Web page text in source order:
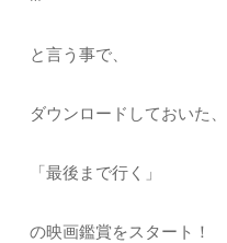
と言う事で、
ダウンロードしておいた、
「最後まで行く」
の映画鑑賞をスタート！